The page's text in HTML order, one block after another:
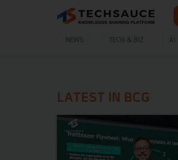
NEWS TECH & BIZ AI
LATEST IN BCG